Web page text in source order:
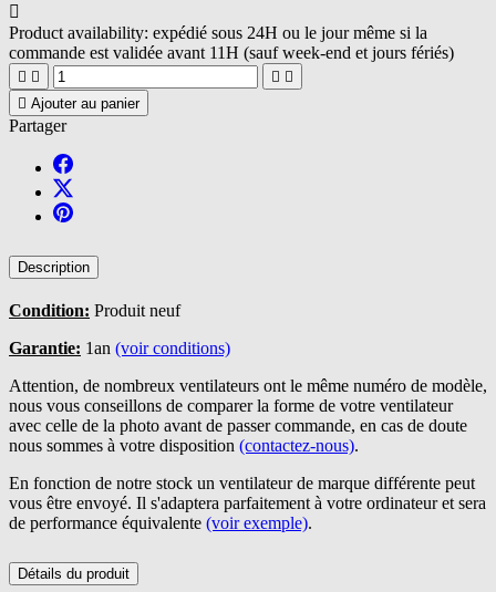

Product availability: expédié sous 24H ou le jour même si la
commande est validée avant 11H (sauf week-end et jours fériés)
   
 Ajouter au panier
Partager
Description
Condition: Produit neuf
Garantie: 1an (voir conditions)
Attention, de nombreux ventilateurs ont le même numéro de modèle,
nous vous conseillons de comparer la forme de votre ventilateur
avec celle de la photo avant de passer commande, en cas de doute
nous sommes à votre disposition (contactez-nous).
En fonction de notre stock un ventilateur de marque différente peut
vous être envoyé. Il s'adaptera parfaitement à votre ordinateur et sera
de performance équivalente (voir exemple).
Détails du produit